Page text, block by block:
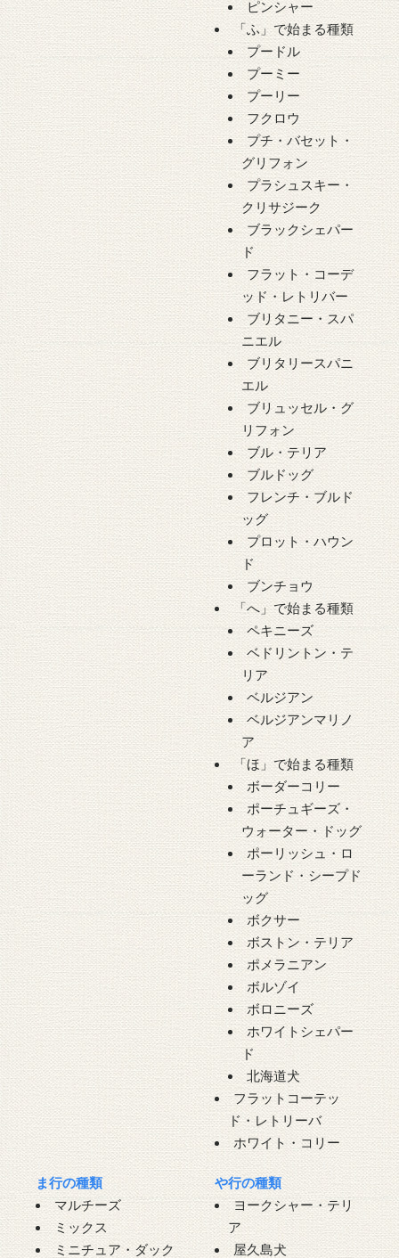
ピンシャー
「ふ」で始まる種類
プードル
プーミー
プーリー
フクロウ
プチ・バセット・
グリフォン
プラシュスキー・
クリサジーク
ブラックシェパー
ド
フラット・コーデ
ッド・レトリバー
ブリタニー・スパ
ニエル
ブリタリースパニ
エル
ブリュッセル・グ
リフォン
ブル・テリア
ブルドッグ
フレンチ・ブルド
ッグ
プロット・ハウン
ド
ブンチョウ
「へ」で始まる種類
ペキニーズ
ベドリントン・テ
リア
ベルジアン
ベルジアンマリノ
ア
「ほ」で始まる種類
ボーダーコリー
ポーチュギーズ・
ウォーター・ドッグ
ポーリッシュ・ロ
ーランド・シープド
ッグ
ボクサー
ボストン・テリア
ポメラニアン
ボルゾイ
ボロニーズ
ホワイトシェパー
ド
北海道犬
フラットコーテッ
ド・レトリーバ
ホワイト・コリー
ま行の種類
マルチーズ
ミックス
ミニチュア・ダック
や行の種類
ヨークシャー・テリ
ア
屋久島犬